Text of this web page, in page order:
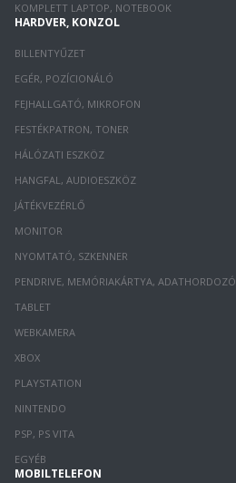
KOMPLETT LAPTOP, NOTEBOOK
HARDVER, KONZOL
BILLENTYŰZET
EGÉR, POZÍCIONÁLÓ
FEJHALLGATÓ, MIKROFON
FESTÉKPATRON, TONER
HÁLÓZATI ESZKÖZ
HANGFAL, AUDIOESZKÖZ
JÁTÉKVEZÉRLŐ
MONITOR
NYOMTATÓ, SZKENNER
PENDRIVE, MEMÓRIAKÁRTYA, ADATHORDOZÓ
TABLET
WEBKAMERA
XBOX
PLAYSTATION
NINTENDO
PSP, PS VITA
EGYÉB
MOBILTELEFON